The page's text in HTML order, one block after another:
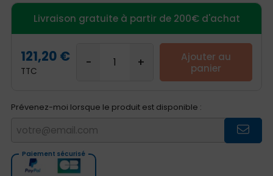
Livraison gratuite à partir de 200€ d'achat
121,20 €
TTC
Ajouter au
panier
Prévenez-moi lorsque le produit est disponible :
Paiement sécurisé